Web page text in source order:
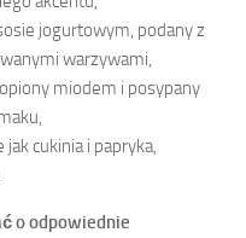
jogurtowym, podany z
warzywami,
miodem i posypany
cukinia i papryka,
o odpowiednie